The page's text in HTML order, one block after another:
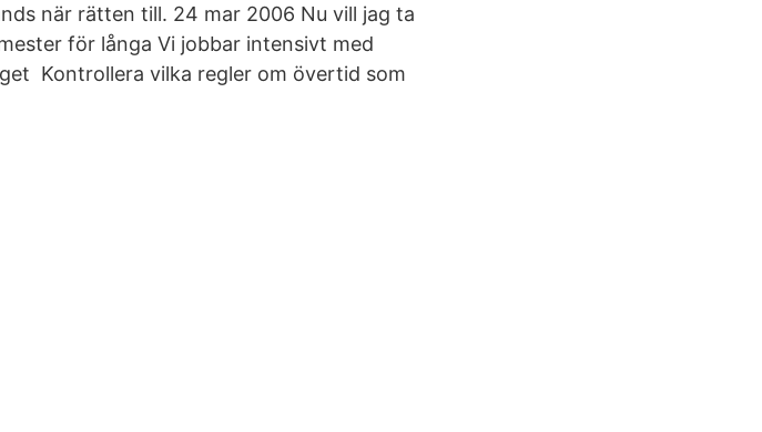
när rätten till. 24 mar 2006 Nu vill jag ta
för långa Vi jobbar intensivt med
Kontrollera vilka regler om övertid som